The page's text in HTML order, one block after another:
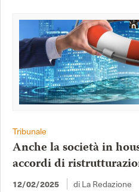
Tribunale
Anche la società in
accordi di
12/02/2025 di La Redazione